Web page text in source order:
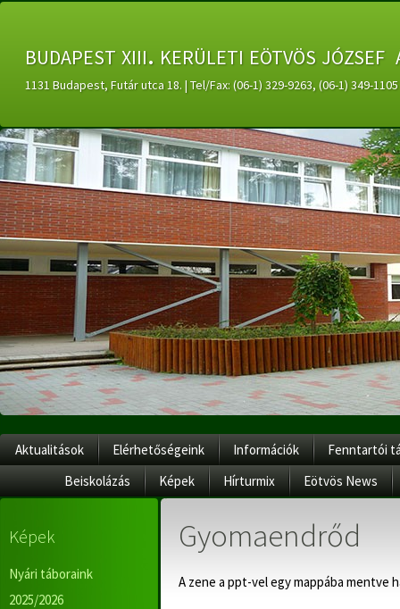
budapest xiii. kerületi eötvös
1131 Budapest, Futár utca 18. | Tel/Fax: (06-1) 329-9263, (06-1) 349-
Aktualitások Elérhetőségeink Információk
Fenntartói
Beiskolázás
Képek Hírturmix Eötvös News
Képek
Nyári táboraink
2025/2026
Gyomaendrőd
A zene a ppt-vel egy mappába mentve